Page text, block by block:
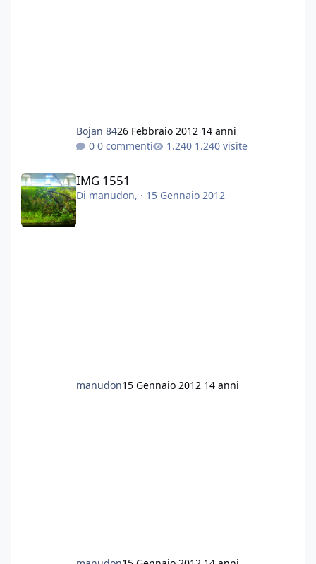
Bojan 8426 Febbraio 2012 14 anni
0 commenti
1.240 visite
IMG 1551
Di manudon, · 15 Gennaio 2012
manudon15 Gennaio 2012 14 anni